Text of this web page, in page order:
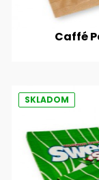
Caffé
SKLADOM